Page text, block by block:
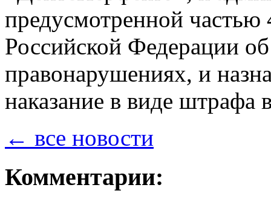
предусмотренной частью
Российской Федерации
правонарушениях, и
наказание в виде штрафа
← все новости
Комментарии: